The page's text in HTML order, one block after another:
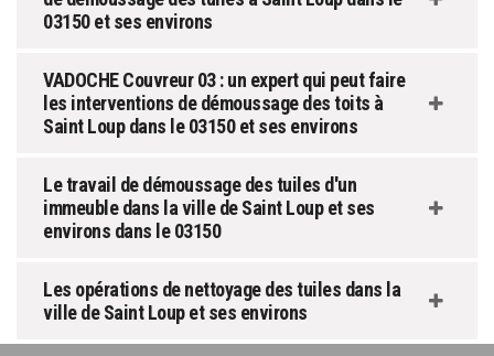
03150 et ses environs
VADOCHE Couvreur 03 : un expert qui peut faire
les interventions de démoussage des toits à
Saint Loup dans le 03150 et ses environs
Le travail de démoussage des tuiles d'un
immeuble dans la ville de Saint Loup et ses
environs dans le 03150
Les opérations de nettoyage des tuiles dans la
ville de Saint Loup et ses environs